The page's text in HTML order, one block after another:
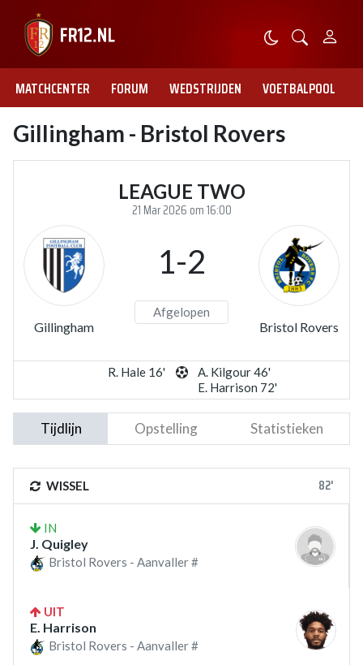
MATCHCENTER FORUM WEDSTRIJDEN VOETBALPOOL
Gillingham - Bristol Rovers
LEAGUE TWO
21 Mar 2026 om 16:00
Gillingham
1-2
Afgelopen
Bristol Rovers
R. Hale 16'
A. Kilgour 46'
E. Harrison 72'
Tijdlijn Opstelling Statistieken
WISSEL 82'
IN
J. Quigley
Bristol Rovers - Aanvaller #
UIT
E. Harrison
Bristol Rovers - Aanvaller #